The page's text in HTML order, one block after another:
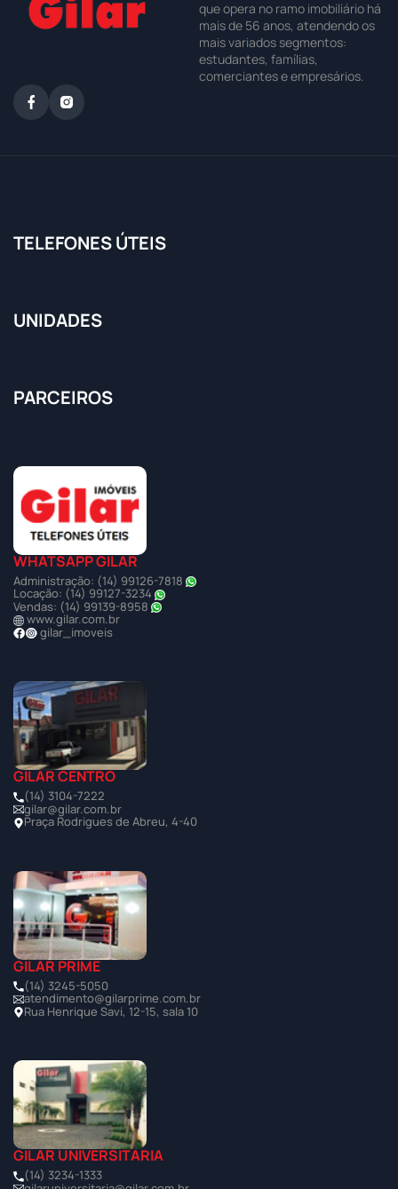
que opera no ramo imobiliário há
mais de 56 anos, atendendo os
mais variados segmentos:
estudantes, famílias,
comerciantes e empresários.
TELEFONES ÚTEIS
UNIDADES
PARCEIROS
WHATSAPP GILAR
Administração: (14) 99126-7818
Locação: (14) 99127-3234
Vendas: (14) 99139-8958
www.gilar.com.br
gilar_imoveis
GILAR CENTRO
(14) 3104-7222
gilar@gilar.com.br
Praça Rodrigues de Abreu, 4-40
GILAR PRIME
(14) 3245-5050
atendimento@gilarprime.com.br
Rua Henrique Savi, 12-15, sala 10
GILAR UNIVERSITÁRIA
(14) 3234-1333